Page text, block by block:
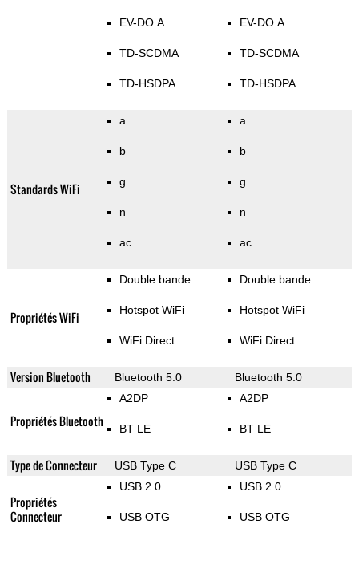
EV-DO A
TD-SCDMA
TD-HSDPA
EV-DO A
TD-SCDMA
TD-HSDPA
Standards WiFi
a
b
g
n
ac
a
b
g
n
ac
Propriétés WiFi
Double bande
Hotspot WiFi
WiFi Direct
Double bande
Hotspot WiFi
WiFi Direct
Version Bluetooth Bluetooth 5.0 Bluetooth 5.0
Propriétés Bluetooth
A2DP
BT LE
A2DP
BT LE
Type de Connecteur USB Type C USB Type C
Propriétés
Connecteur
USB 2.0
USB OTG
USB 2.0
USB OTG